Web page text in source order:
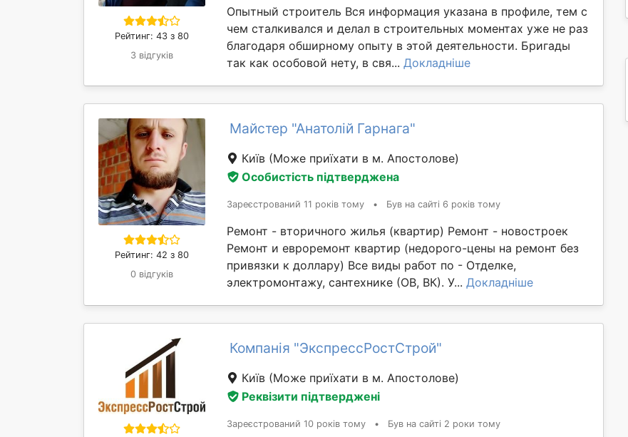
Рейтинг: 43 з 80
3 відгуків
Опытный строитель Вся информация указана в профиле, тем с
чем сталкивался и делал в строительных моментах уже не раз
благодаря обширному опыту в этой деятельности. Бригады
так как особовой нету, в свя... Докладніше
Рейтинг: 42 з 80
0 відгуків
Майстер "Анатолій Гарнага"
Київ (Може приїхати в м. Апостолове)
Особистість підтверджена
Зареєстрований 11 років тому • Був на сайті 6 років тому
Ремонт - вторичного жилья (квартир) Ремонт - новостроек
Ремонт и евроремонт квартир (недорого-цены на ремонт без
привязки к доллару) Все виды работ по - Отделке,
электромонтажу, сантехнике (ОВ, ВК). У... Докладніше
Компанія "ЭкспрессРостСтрой"
Київ (Може приїхати в м. Апостолове)
Реквізити підтверджені
Зареєстрований 10 років тому • Був на сайті 2 роки тому